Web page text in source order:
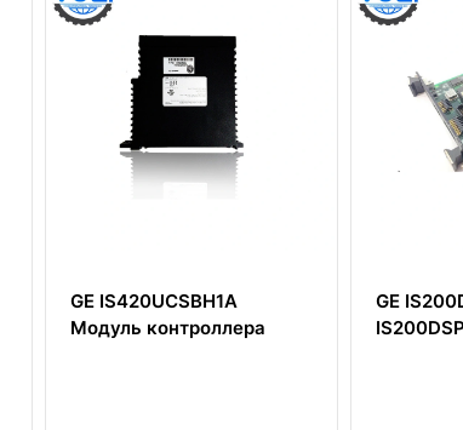
GE IS420UCSBH1A
Модуль контроллера
GE